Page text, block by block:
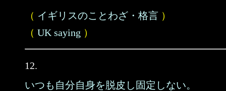
（ イギリスのことわざ・格言 ）
（ UK saying ）
12.
いつも自分自身を脱皮し固定しない。